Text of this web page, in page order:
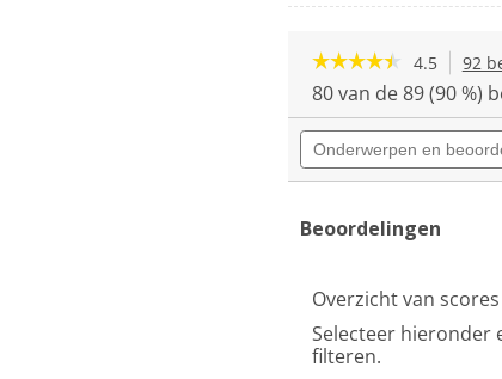
☆☆☆☆☆
☆☆☆☆☆
van
de
sterren.
Beoordelingen
AEG
5DB
met
Zak
4.5 92
80 van de 89 (90 %)
Onderwerpen
en
Beoordelingen
Overzicht van scores
Selecteer hieronder
filteren.